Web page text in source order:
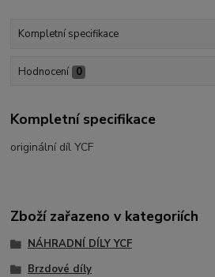
Kompletní specifikace
Hodnocení 0
Kompletní specifikace
originální díl YCF
Zboží zařazeno v kategoriích
NÁHRADNÍ DÍLY YCF
Brzdové díly